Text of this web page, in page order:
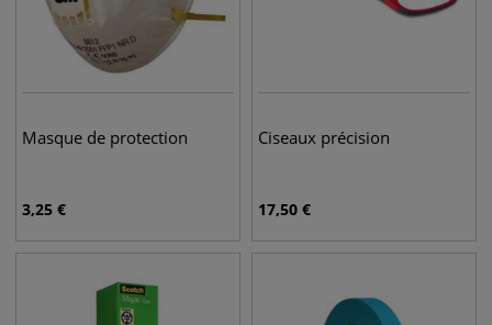
Masque de protection
3,25 €
Ciseaux précision
17,50 €